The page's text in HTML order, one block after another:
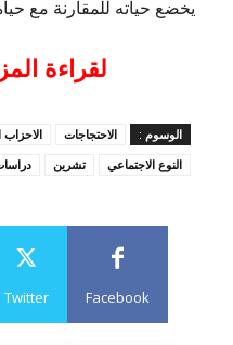
يخضع حياته للمقارنة مع
لقراءة
الوسوم : الاحتجاجات الاحزاب
النوع الاجتماعي
تشرين
Facebook
Twitter